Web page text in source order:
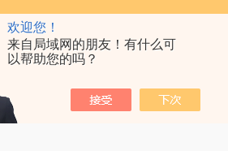
欢迎您！
来自局域网的朋友！有什么可
以帮助您的吗？